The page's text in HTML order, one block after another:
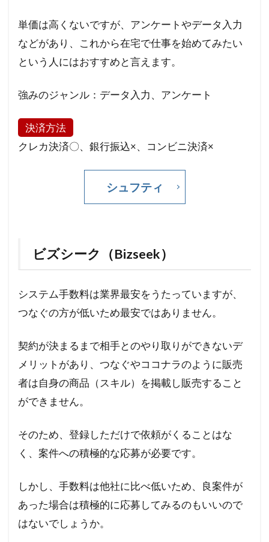
単価は高くないですが、アンケートやデータ入力
などがあり、これから在宅で仕事を始めてみたい
という人にはおすすめと言えます。
強みのジャンル：データ入力、アンケート
決済方法
クレカ決済〇、銀行振込×、コンビニ決済×
シュフティ
ビズシーク（Bizseek）
システム手数料は業界最安をうたっていますが、
つなぐの方が低いため最安ではありません。
契約が決まるまで相手とのやり取りができないデ
メリットがあり、つなぐやココナラのように販売
者は自身の商品（スキル）を掲載し販売すること
ができません。
そのため、登録しただけで依頼がくることはな
く、案件への積極的な応募が必要です。
しかし、手数料は他社に比べ低いため、良案件が
あった場合は積極的に応募してみるのもいいので
はないでしょうか。